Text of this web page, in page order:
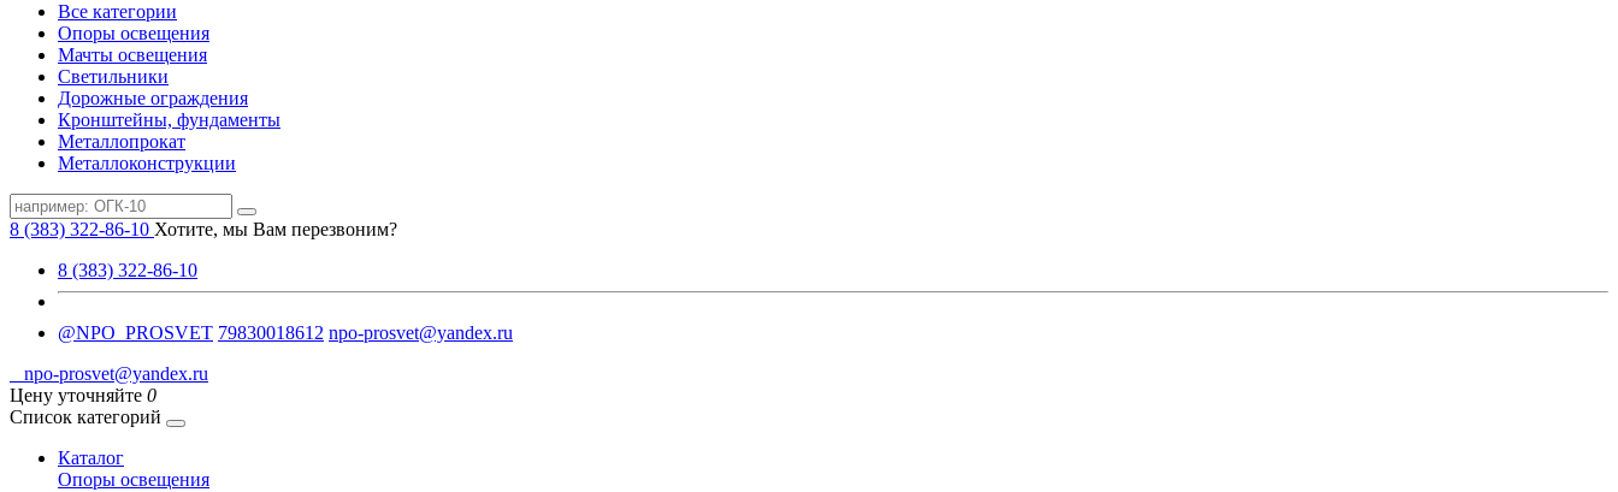
Все категории
Опоры освещения
Мачты освещения
Светильники
Дорожные ограждения
Кронштейны, фундаменты
Металлопрокат
Металлоконструкции
8 (383) 322-86-10 Хотите, мы Вам перезвоним?
8 (383) 322-86-10
@NPO_PROSVET 79830018612 npo-prosvet@yandex.ru
npo-prosvet@yandex.ru
Цену уточняйте 0
Список категорий
Каталог
Опоры освещения